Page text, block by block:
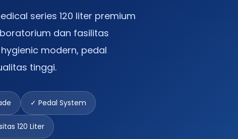
series 120 liter premium
dan fasilitas
modern, pedal
tinggi.
✓ Pedal System
120 Liter